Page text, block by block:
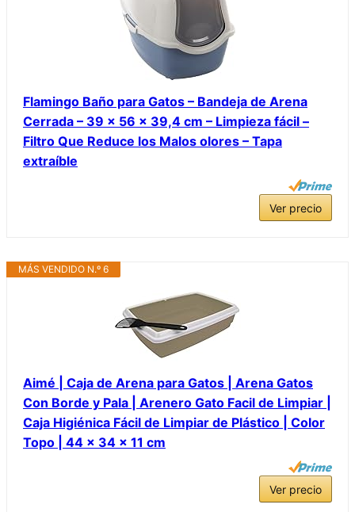
Flamingo Baño para Gatos – Bandeja de Arena
Cerrada – 39 x 56 x 39,4 cm – Limpieza fácil –
Filtro Que Reduce los Malos olores – Tapa
extraíble
Ver precio
MÁS VENDIDO N.º 6
Aimé | Caja de Arena para Gatos | Arena Gatos
Con Borde y Pala | Arenero Gato Facil de Limpiar |
Caja Higiénica Fácil de Limpiar de Plástico | Color
Topo | 44 x 34 x 11 cm
Ver precio